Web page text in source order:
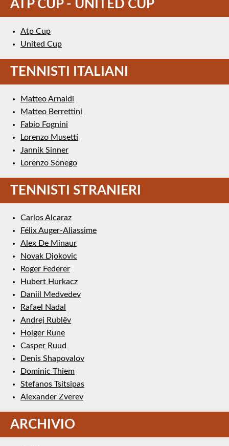
ATP CUP - UNITED CUP
Atp Cup
United Cup
TENNISTI ITALIANI
Matteo Arnaldi
Matteo Berrettini
Fabio Fognini
Lorenzo Musetti
Jannik Sinner
Lorenzo Sonego
TENNISTI STRANIERI
Carlos Alcaraz
Félix Auger-Aliassime
Alex De Minaur
Novak Djokovic
Roger Federer
Hubert Hurkacz
Daniil Medvedev
Rafael Nadal
Andrej Rublëv
Holger Rune
Casper Ruud
Denis Shapovalov
Dominic Thiem
Stefanos Tsitsipas
Alexander Zverev
ARCHIVIO